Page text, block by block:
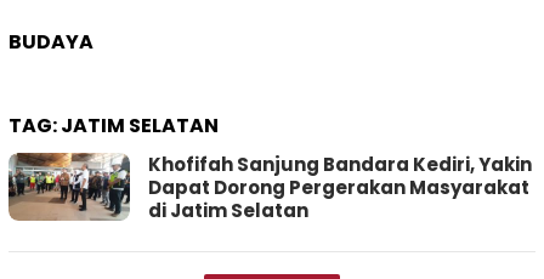
BUDAYA
TAG:JATIM SELATAN
Khofifah Sanjung Bandara Kediri, Yakin
Dapat Dorong Pergerakan Masyarakat
di Jatim Selatan